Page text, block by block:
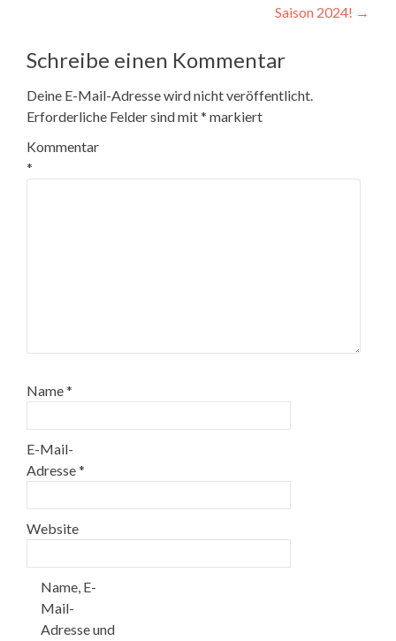
Saison 2024! →
Schreibe einen Kommentar
Deine E-Mail-Adresse wird nicht veröffentlicht.
Erforderliche Felder sind mit* markiert
Kommentar
*
Name*
E-Mail-
Adresse*
Website
Name, E-
Mail-
Adresse und